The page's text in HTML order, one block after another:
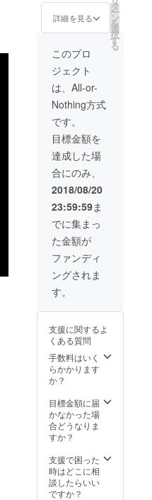
となっ
て、瀬
戸市在
住の方
やプロ
ジェク
トを応
援して
くれて
いる皆
合わせ
て踊っ
てくれ
まし
た。
きっと
笑顔に
なって
もらえ
ると思
いま
す。
が中心
となっ
て、瀬
戸市在
住の方
やプロ
ジェク
トを応
援して
くれて
音楽に
合わせ
て踊っ
てくれ
まし
た。
きっと
笑顔に
なって
もらえ
ると思
いま
す。
り、大
事なポ
イント
を７つ
すべて
をお伝
えしま
す。 ・
脳の仕
組みに
別関わ
り方の
ヒント
動画：
「育脳
メソッ
ド」の
講師で
ある水
野貴久
枝から
脳の仕
組みの
れの講
の子育
てのヒ
ントを
お伝え
しま
見たら
笑顔に
なる
踊って
画：私
たち4人
の講師
が中心
事なポ
イント
を７つ
すべて
をお伝
えしま
す。 ・
脳の仕
組みに
基づい
り方の
ヒント
動画：
「育脳
メソッ
ド」の
講師で
ある水
野貴久
枝から
脳の仕
組みの
解説と
師から
てのヒ
ントを
お伝え
しま
す。 ・
笑顔に
なる
踊って
みた動
たち4人
の講師
が中心
となっ
詳細を見る
タ
ー
ン
を
選
択
す
る
このプロ
ジェクト
は、All-or-
Nothing方式
です。
目標金額を
達成した場
合にのみ、
2018/08/20
23:59:59ま
でに集まっ
た金額が
ファンディ
ングされま
す。
支援に関するよ
くある質問
手数料はいく
らかかります
か？
目標金額に届
かなかった場
合どうなりま
すか？
支援で困った
時はどこに相
談したらいい
ですか？